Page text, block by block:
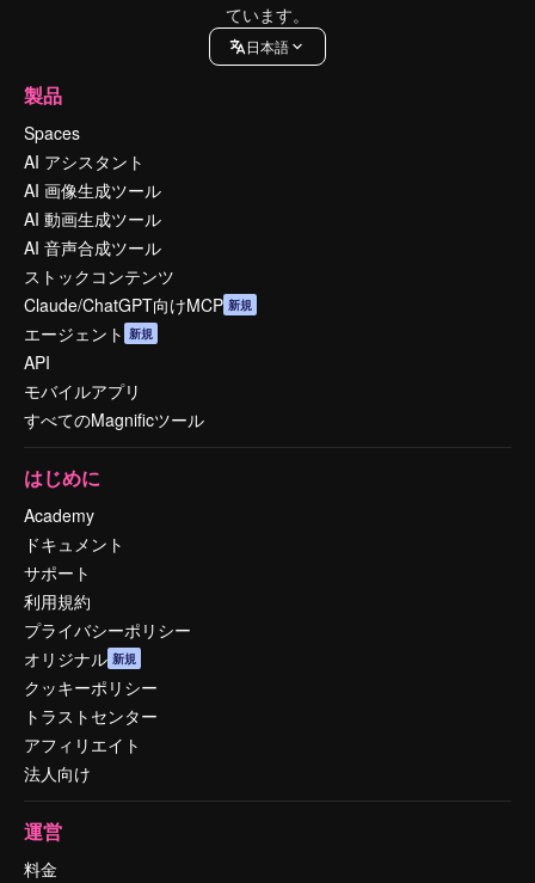
ています。
日本語
製品
Spaces
AI アシスタント
AI 画像生成ツール
AI 動画生成ツール
AI 音声合成ツール
ストックコンテンツ
Claude/ChatGPT向けMCP 新規
エージェント 新規
API
モバイルアプリ
すべてのMagnificツール
はじめに
Academy
ドキュメント
サポート
利用規約
プライバシーポリシー
オリジナル 新規
クッキーポリシー
トラストセンター
アフィリエイト
法人向け
運営
料金